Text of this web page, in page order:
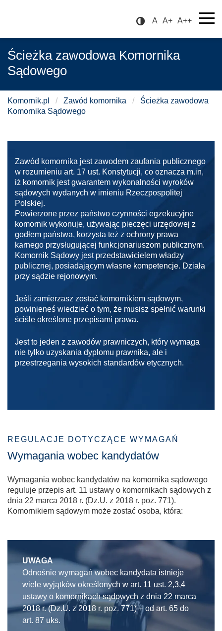
A A+ A++
Ścieżka zawodowa Komornika
Sądowego
Komornik.pl / Zawód komornika /
Ścieżka zawodowa
Komornika Sądowego
Zawód komornika jest zawodem zaufania publicznego
w rozumieniu art. 17 ust. Konstytucji, co oznacza m.in,
iż komornik jest gwarantem wykonalności wyroków
sądowych wydanych w imieniu Rzeczpospolitej
Polskiej.
Powierzone przez państwo czynności egzekucyjne
komornik wykonuje, używając pieczęci urzędowej z
godłem państwa, korzysta też z ochrony prawa
karnego przysługującej funkcjonariuszom publicznym.
Komornik Sądowy jest przedstawicielem władzy
publicznej, posiadającym własne kompetencje. Działa
przy sądzie rejonowym.
Jeśli zamierzasz zostać komornikiem sądowym,
powinieneś wiedzieć o tym, że musisz spełnić warunki
ściśle określone przepisami prawa.
Jest to jeden z zawodów prawniczych, który wymaga
nie tylko uzyskania dyplomu prawnika, ale i
przestrzegania wysokich standardów etycznych.
REGULACJE DOTYCZĄCE WYMAGAŃ
Wymagania wobec kandydatów
Wymagania wobec kandydatów na komornika sądowego
reguluje przepis art. 11 ustawy o komornikach sądowych z
dnia 22 marca 2018 r. (Dz.U. z 2018 r. poz. 771).
Komornikiem sądowym może zostać osoba, która:
UWAGA
Odnośnie wymagań wobec kandydata istnieje
wiele wyjątków określonych w art. 11 ust. 2,3,4
ustawy o komornikach sądowych z dnia 22 marca
2018 r. (Dz.U. z 2018 r. poz. 771) – od art. 65 do
art. 87 uks.